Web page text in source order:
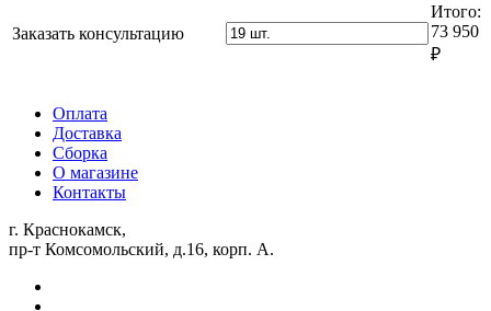
г=302
(850)
Заказать консультацию
Итого:
73 950
₽
Оплата
Доставка
Сборка
О магазине
Контакты
г. Краснокамск,
пр-т Комсомольский, д.16, корп. А.